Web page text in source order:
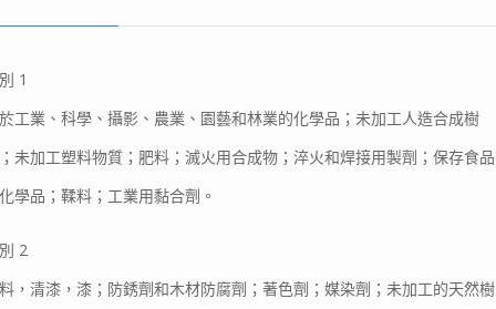
1
工業、科學、攝影、農業、園藝和林業的化學品；未加工人造合成樹
未加工塑料物質；肥料；滅火用合成物；淬火和焊接用製劑；保存食品
學品；鞣料；工業用黏合劑。
2
，清漆，漆；防銹劑和木材防腐劑；著色劑；媒染劑；未加工的天然樹